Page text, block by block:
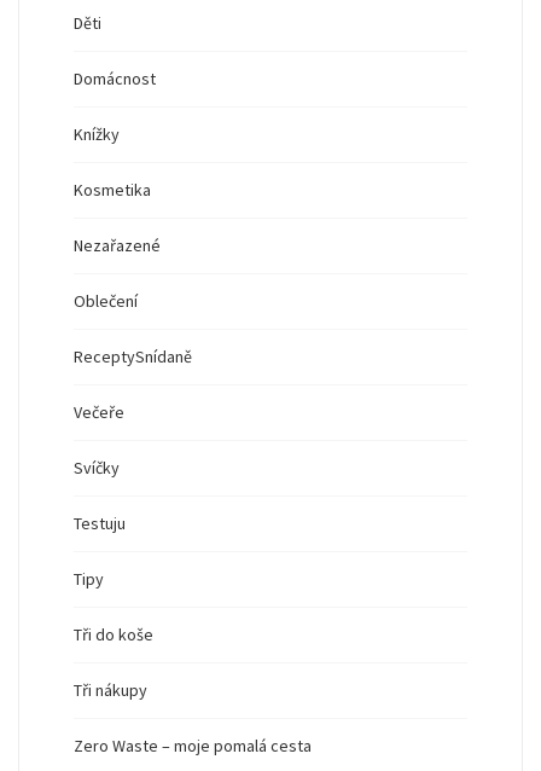
Děti
Domácnost
Knížky
Kosmetika
Nezařazené
Oblečení
ReceptySnídaně
Večeře
Svíčky
Testuju
Tipy
Tři do koše
Tři nákupy
Zero Waste – moje pomalá cesta